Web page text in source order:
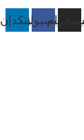
فيسبوكلينكدإن